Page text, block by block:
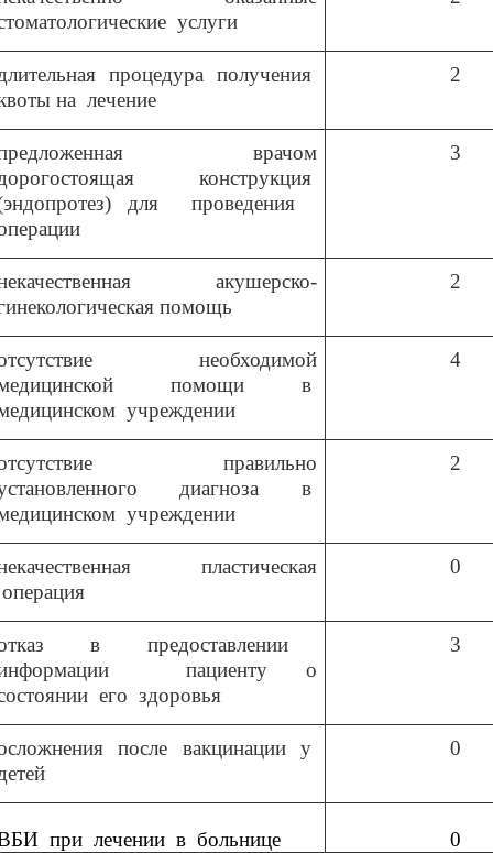
услуги
процедура получения
на лечение
2
врачом
конструкция
для проведения
3
акушерско-
помощь
2
необходимой
помощи в
учреждении
4
правильно
диагноза в
учреждении
2
пластическая
0
в предоставлении
пациенту о
его здоровья
3
после вакцинации у
0
при лечении в больнице 0